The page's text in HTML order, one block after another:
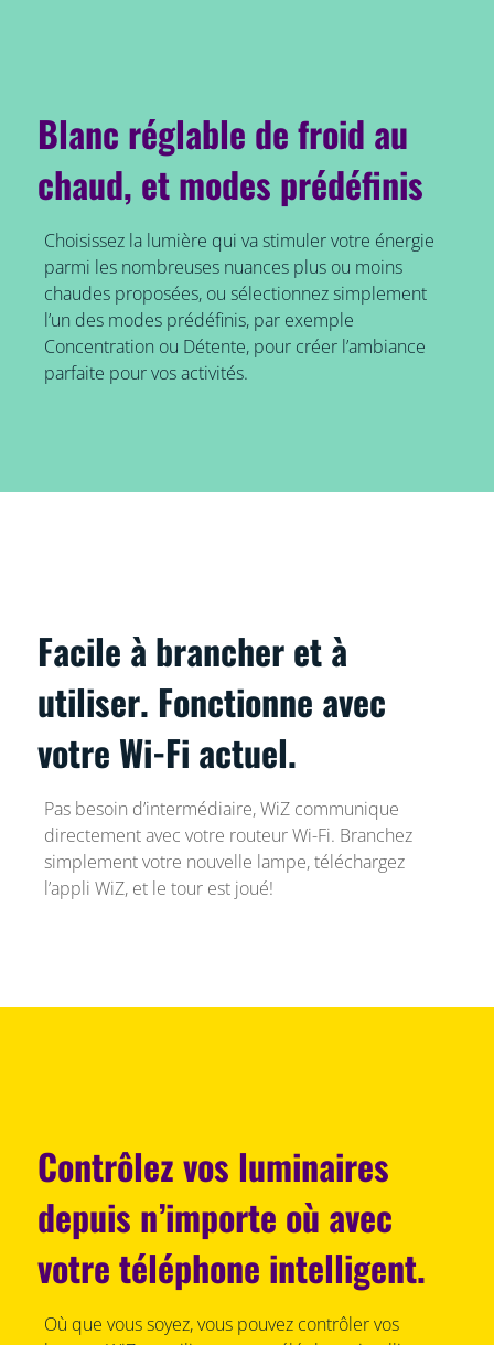
Blanc réglable de froid au
chaud, et modes prédéfinis
Choisissez la lumière qui va stimuler votre énergie
parmi les nombreuses nuances plus ou moins
chaudes proposées, ou sélectionnez simplement
l’un des modes prédéfinis, par exemple
Concentration ou Détente, pour créer l’ambiance
parfaite pour vos activités.
Facile à brancher et à
utiliser. Fonctionne avec
votre Wi-Fi actuel.
Pas besoin d’intermédiaire, WiZ communique
directement avec votre routeur Wi-Fi. Branchez
simplement votre nouvelle lampe, téléchargez
l’appli WiZ, et le tour est joué!
Contrôlez vos luminaires
depuis n’importe où avec
votre téléphone intelligent.
Où que vous soyez, vous pouvez contrôler vos